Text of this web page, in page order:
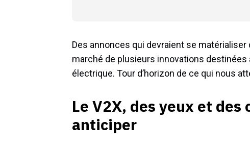
Des annonces qui devraient se
marché de plusieurs innovations
électrique. Tour d’horizon de ce qui nous
Le V2X, des yeux et
anticiper